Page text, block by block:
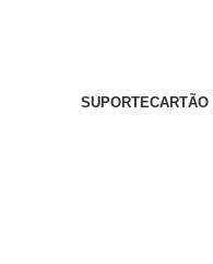
SUPORTE